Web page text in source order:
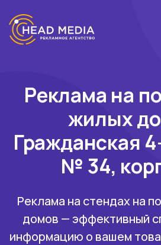
Реклама на
жилых
Гражданская
№ 34,
Реклама на стендах на
домов — эффективный
информацию о вашем